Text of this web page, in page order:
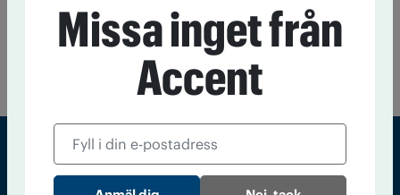
Landets hälsovårdsministerium har meddelat att de kommer
att förbjuda all reklam för alkoholhaltiga drycker och detta är
bara det senaste i en rad åtgärder för att förbättra hälsan i
Sveriges största tidning om droger och nykterhet
Missa inget från
Accent